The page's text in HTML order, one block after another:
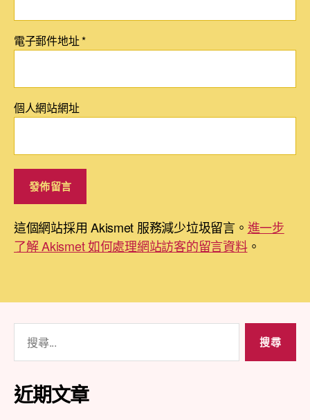
電子郵件地址*
個人網站網址
這個網站採用 Akismet 服務減少垃圾留言。 進一步
了解 Akismet 如何處理網站訪客的留言資料。
關
鍵
字:
近期文章